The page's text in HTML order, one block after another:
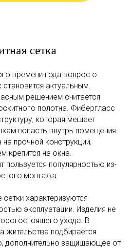
сетка
времени года вопрос о
актуальным.
решением считается
полотна. Фибергласс
которая мешает
попасть внутрь помещения.
прочной конструкции,
крепится на окна.
пользуется популярностью из-
монтажа.
характеризуются
эксплуатации. Изделия не
ухода. В
жительства подбирается
дополнительно защищающее от